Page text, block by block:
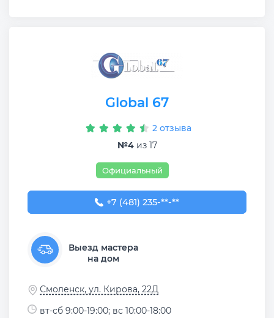
Global 67
2 отзыва
№4из 17
Официальный
+7 (481) 235-68-95
+7 (481) 235-**-**
Выезд мастера
на дом
Смоленск, ул. Кирова, 22Д
вт-сб 9:00-19:00; вс 10:00-18:00